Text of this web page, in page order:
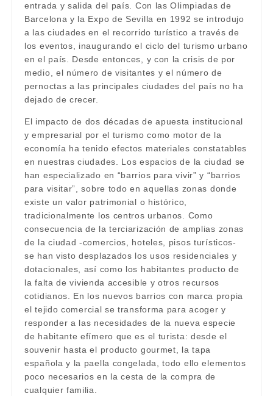
entrada y salida del país. Con las Olimpiadas de
Barcelona y la Expo de Sevilla en 1992 se introdujo
a las ciudades en el recorrido turístico a través de
los eventos, inaugurando el ciclo del turismo urbano
en el país. Desde entonces, y con la crisis de por
medio, el número de visitantes y el número de
pernoctas a las principales ciudades del país no ha
dejado de crecer.
El impacto de dos décadas de apuesta institucional
y empresarial por el turismo como motor de la
economía ha tenido efectos materiales constatables
en nuestras ciudades. Los espacios de la ciudad se
han especializado en “barrios para vivir” y “barrios
para visitar”, sobre todo en aquellas zonas donde
existe un valor patrimonial o histórico,
tradicionalmente los centros urbanos. Como
consecuencia de la terciarización de amplias zonas
de la ciudad -comercios, hoteles, pisos turísticos-
se han visto desplazados los usos residenciales y
dotacionales, así como los habitantes producto de
la falta de vivienda accesible y otros recursos
cotidianos. En los nuevos barrios con marca propia
el tejido comercial se transforma para acoger y
responder a las necesidades de la nueva especie
de habitante efímero que es el turista: desde el
souvenir hasta el producto gourmet, la tapa
española y la paella congelada, todo ello elementos
poco necesarios en la cesta de la compra de
cualquier familia.